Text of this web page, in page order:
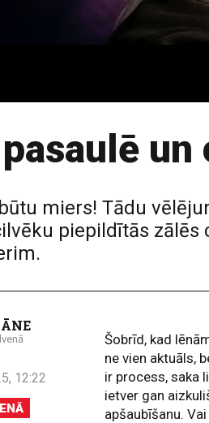
miers! Tādu
piepildītās
12:22
Šobrīd, kad
ne vien aktuāls,
ir process, saka
ietver gan
apšaubīšanu.